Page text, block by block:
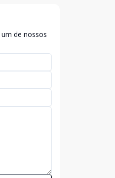
de nossos